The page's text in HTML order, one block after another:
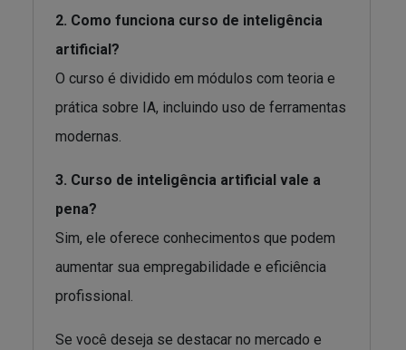
2. Como funciona curso de inteligência
artificial?
O curso é dividido em módulos com teoria e
prática sobre IA, incluindo uso de ferramentas
modernas.
3. Curso de inteligência artificial vale a
pena?
Sim, ele oferece conhecimentos que podem
aumentar sua empregabilidade e eficiência
profissional.
Se você deseja se destacar no mercado e